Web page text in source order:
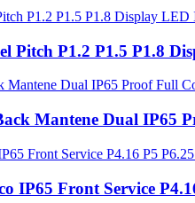
Pitch P1.2 P1.5 P1.8
Mantene Dual IP65
IP65 Front Service